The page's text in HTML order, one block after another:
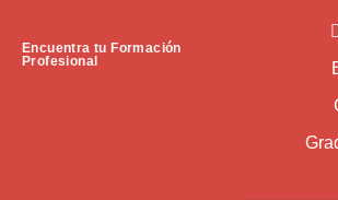
Encuentra tu Formación
Profesional